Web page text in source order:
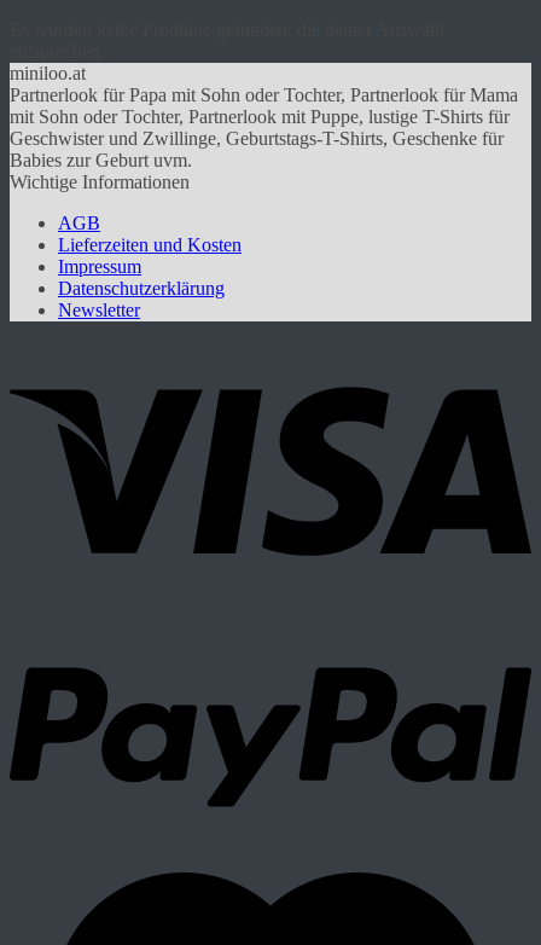
miniloo.at
Partnerlook für Papa mit Sohn oder Tochter, Partnerlook für Mama
mit Sohn oder Tochter, Partnerlook mit Puppe, lustige T-Shirts für
Geschwister und Zwillinge, Geburtstags-T-Shirts, Geschenke für
Babies zur Geburt uvm.
Wichtige Informationen
AGB
Lieferzeiten und Kosten
Impressum
Datenschutzerklärung
Newsletter